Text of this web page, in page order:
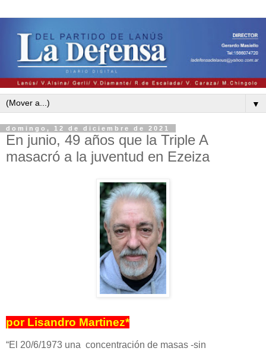
▼
domingo, 12 de diciembre de 2021
En junio, 49 años que la Triple A
masacró a la juventud en Ezeiza
por Lisandro Martinez*
“El 20/6/1973 una concentración de masas -sin